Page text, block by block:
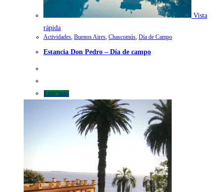
Vista
rápida
Actividades, Buenos Aires, Chascomús, Día de Campo
Estancia Don Pedro – Día de campo
Leer más